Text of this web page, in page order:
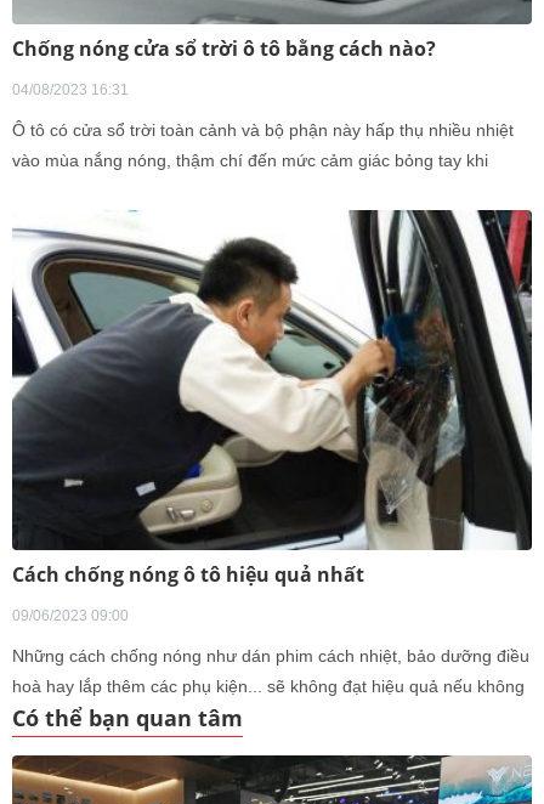
Chống nóng cửa sổ trời ô tô bằng cách nào?
04/08/2023 16:31
Ô tô có cửa sổ trời toàn cảnh và bộ phận này hấp thụ nhiều nhiệt
vào mùa nắng nóng, thậm chí đến mức cảm giác bỏng tay khi
Cách chống nóng ô tô hiệu quả nhất
09/06/2023 09:00
Những cách chống nóng như dán phim cách nhiệt, bảo dưỡng điều
hoà hay lắp thêm các phụ kiện... sẽ không đạt hiệu quả nếu không
làm đúng cách.
Có thể bạn quan tâm